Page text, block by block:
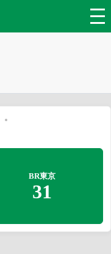
BR東京
31